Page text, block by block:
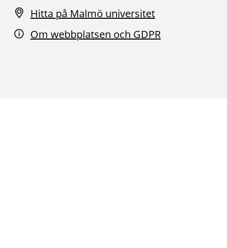
Hitta på Malmö universitet
Om webbplatsen och GDPR